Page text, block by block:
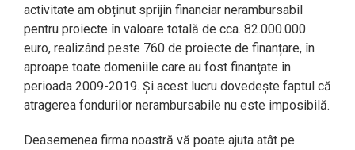
activitate am obținut sprijin financiar nerambursabil
pentru proiecte în valoare totală de cca. 82.000.000
euro, realizând peste 760 de proiecte de finanțare, în
aproape toate domeniile care au fost finanţate în
perioada 2009-2019. Și acest lucru dovedește faptul că
atragerea fondurilor nerambursabile nu este imposibilă.
Deasemenea firma noastră vă poate ajuta atât pe